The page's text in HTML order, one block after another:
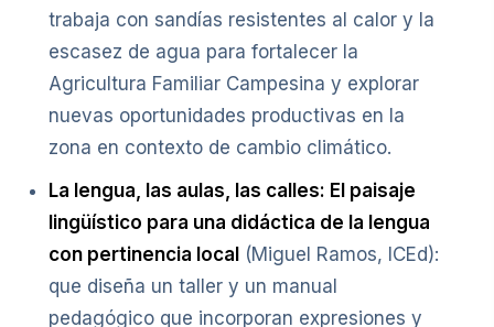
trabaja con sandías resistentes al calor y la
escasez de agua para fortalecer la
Agricultura Familiar Campesina y explorar
nuevas oportunidades productivas en la
zona en contexto de cambio climático.
La lengua, las aulas, las calles: El paisaje
lingüístico para una didáctica de la lengua
con pertinencia local (Miguel Ramos, ICEd):
que diseña un taller y un manual
pedagógico que incorporan expresiones y